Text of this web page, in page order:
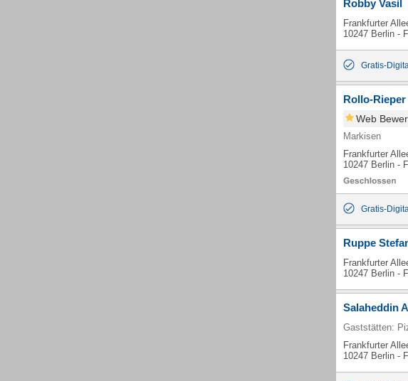
Robby Vasil
Frankfurter
10247 Berlin -
Gratis-
Rollo-Rieper
Web
Markisen
Frankfurter
10247 Berlin -
Gratis-
Ruppe
Frankfurter
10247 Berlin -
Salaheddin
Gaststätten:
Frankfurter
10247 Berlin -